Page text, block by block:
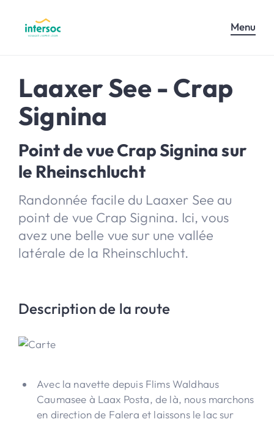
Menu
Laaxer See - Crap
Signina
Point de vue Crap Signina sur
le Rheinschlucht
Randonnée facile du Laaxer See au
point de vue Crap Signina. Ici, vous
avez une belle vue sur une vallée
latérale de la Rheinschlucht.
Description de la route
Avec la navette depuis Flims Waldhaus
Caumasee à Laax Posta, de là, nous marchons
en direction de Falera et laissons le lac sur